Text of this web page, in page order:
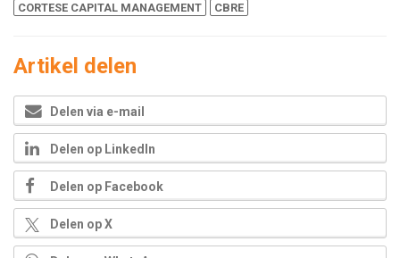
CORTESE CAPITAL MANAGEMENT
CBRE
Artikel delen
Delen via e-mail
Delen op LinkedIn
Delen op Facebook
Delen op X